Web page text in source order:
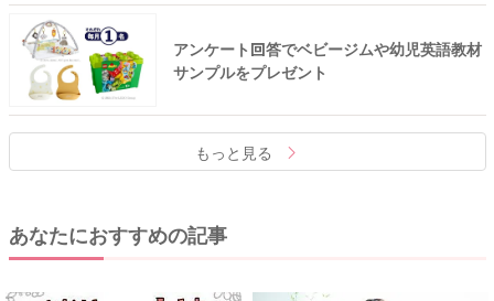
アンケート回答でベビージムや幼児英語教材
サンプルをプレゼント
もっと見る
あなたにおすすめの記事